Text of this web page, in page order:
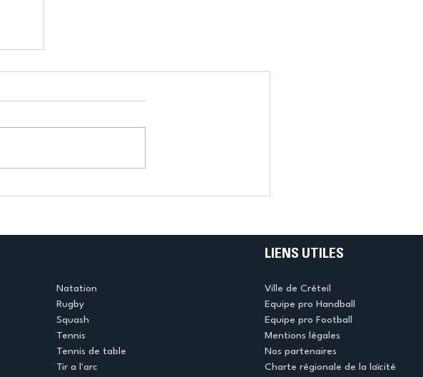
Natation
Rugby
Squash
Tennis
Tennis de table
Tir a l'arc
LIENS UTILES
Ville de Créteil
Equipe pro Handball
Equipe pro Football
Mentions légales
Nos partenaires
Charte régionale de la laïcité